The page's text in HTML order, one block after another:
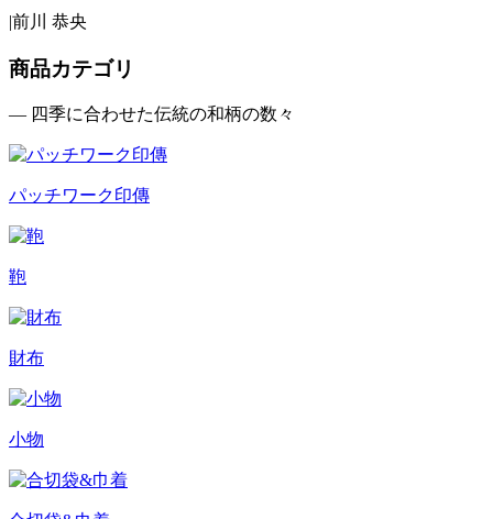
|前川 恭央
商品カテゴリ
— 四季に合わせた伝統の和柄の数々
パッチワーク印傳
鞄
財布
小物